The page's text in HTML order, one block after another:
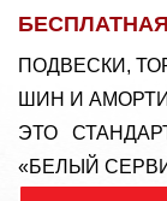
ПОДВЕСКИ,
ШИН И
ЭТО
«БЕЛЫЙ